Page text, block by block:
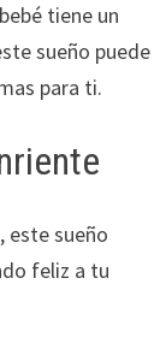
tiene un
sueño puede
para ti.
este sueño
feliz a tu